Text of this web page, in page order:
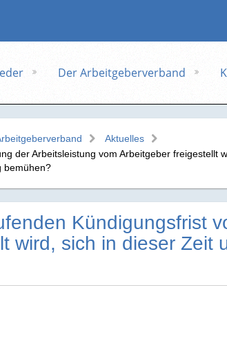
Der Arbeitgeberverband
Aktuelles
der Arbeitsleistung vom Arbeitgeber freigestellt
bemühen?
Kündigungsfrist
wird, sich in dieser Zeit